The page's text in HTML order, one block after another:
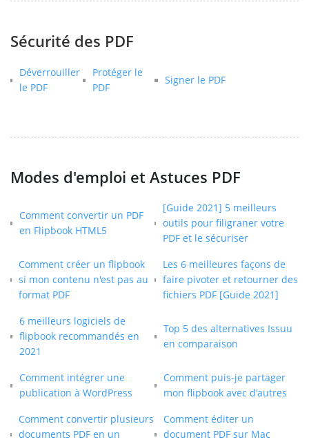
Sécurité des PDF
Déverrouiller
le PDF
Protéger le
PDF
Signer le PDF
Modes d'emploi et Astuces PDF
Comment convertir un PDF
en Flipbook HTML5
[Guide 2021] 5 meilleurs
outils pour filigraner votre
PDF et le sécuriser
Comment créer un flipbook
si mon contenu n'est pas au
format PDF
Les 6 meilleures façons de
faire pivoter et retourner des
fichiers PDF [Guide 2021]
6 meilleurs logiciels de
flipbook recommandés en
2021
Top 5 des alternatives Issuu
en comparaison
Comment intégrer une
publication à WordPress
Comment puis-je partager
mon flipbook avec d'autres
Comment convertir plusieurs
documents PDF en un
Comment éditer un
document PDF sur Mac